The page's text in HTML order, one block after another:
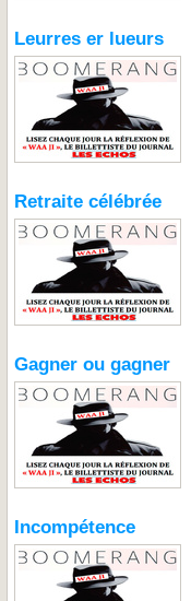
Leurres er lueurs
Retraite célébrée
Gagner ou gagner
Incompétence